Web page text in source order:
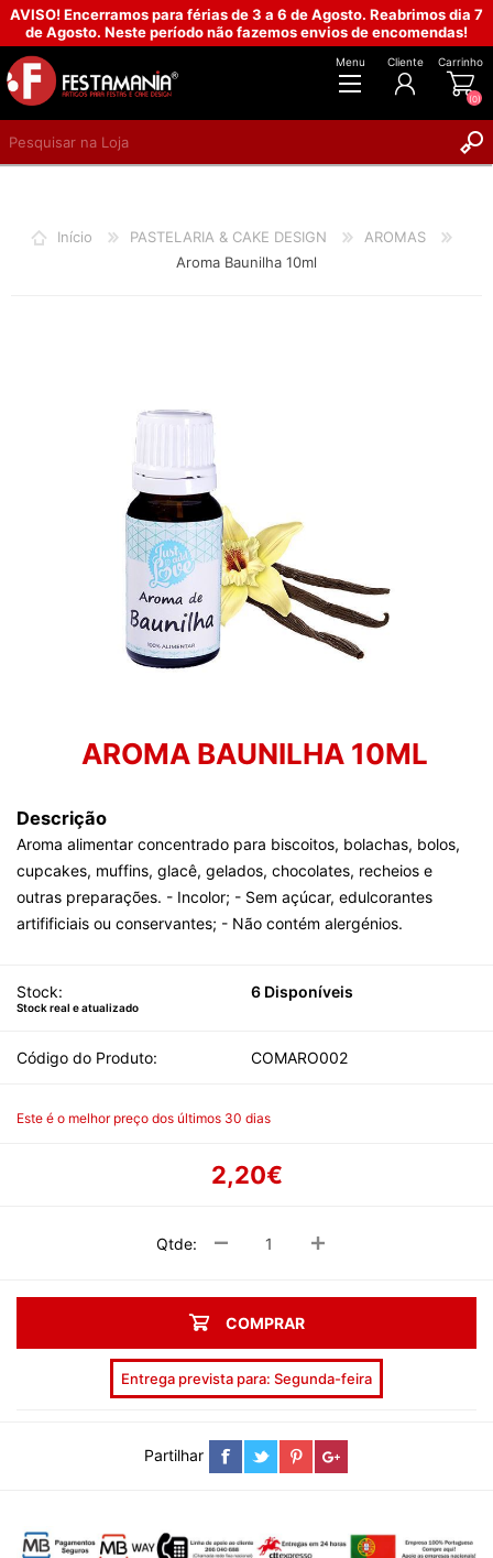
AVISO! Encerramos para férias de 3 a 6 de Agosto. Reabrimos dia 7
de Agosto. Neste período não fazemos envios de encomendas!
Menu Cliente Carrinho
(0)
Início PASTELARIA & CAKE DESIGN
AROMAS
Aroma Baunilha 10ml
AROMA BAUNILHA 10ML
Descrição
Aroma alimentar concentrado para biscoitos, bolachas, bolos,
cupcakes, muffins, glacê, gelados, chocolates, recheios e
outras preparações. - Incolor; - Sem açúcar, edulcorantes
artifificiais ou conservantes; - Não contém alergénios.
Stock: 6 Disponíveis
Stock real e atualizado
Código do Produto: COMARO002
Este é o melhor preço dos últimos 30 dias
2,20€
Qtde:
COMPRAR
Entrega prevista para: Segunda-feira
Partilhar